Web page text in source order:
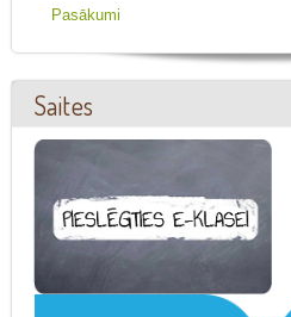
Pasākumi
Saites